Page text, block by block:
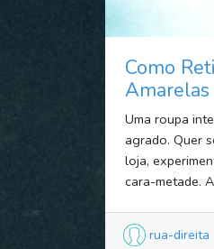
Como
Amarelas
Uma roupa
agrado. Quer
loja,
cara-metade.
rua-direita